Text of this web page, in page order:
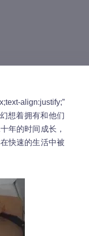
align:justify;”
想着拥有和他们
年的时间成长，
快速的生活中被